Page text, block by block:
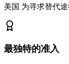
美国 为寻求替代
最独特的准入